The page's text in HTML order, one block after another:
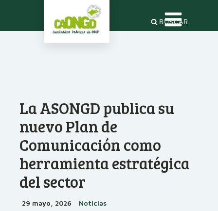
BUSCAR
La ASONGD publica su
nuevo Plan de
Comunicación como
herramienta estratégica
del sector
29 mayo, 2026 Noticias